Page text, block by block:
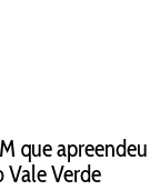
que apreendeu
Vale Verde